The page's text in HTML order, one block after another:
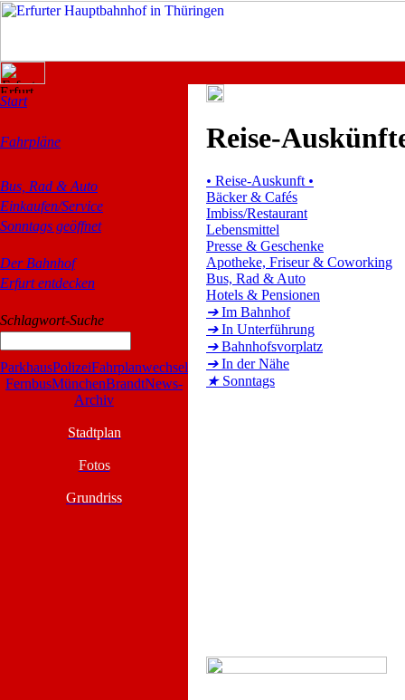
Start
Fahrpläne
Bus, Rad & Auto
Einkaufen/Service
Sonntags geöffnet
Der Bahnhof
Erfurt entdecken
Schlagwort-Suche
ParkhausPolizeiFahrplanwechsel
FernbusMünchenBrandtNews-
Archiv
Stadtplan
Fotos
Grundriss
Reise-
• Reise-Auskunft •
Bäcker & Cafés
Imbiss/Restaurant
Lebensmittel
Presse & Geschenke
Apotheke, Friseur & Coworking
Bus, Rad & Auto
Hotels & Pensionen
➔Im Bahnhof
➔In Unterführung
➔Bahnhofsvorplatz
➔In der Nähe
★ Sonntags